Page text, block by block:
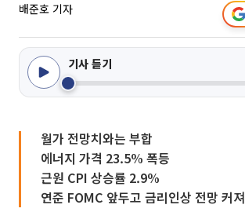
배준호 기자
기사 듣기
월가 전망치와는 부합
에너지 가격 23.5% 폭등
근원 CPI 상승률 2.9%
연준 FOMC 앞두고 금리인상 전망 커져